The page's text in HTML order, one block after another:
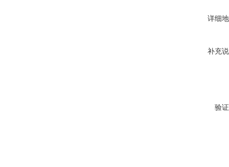
详细
补充
验